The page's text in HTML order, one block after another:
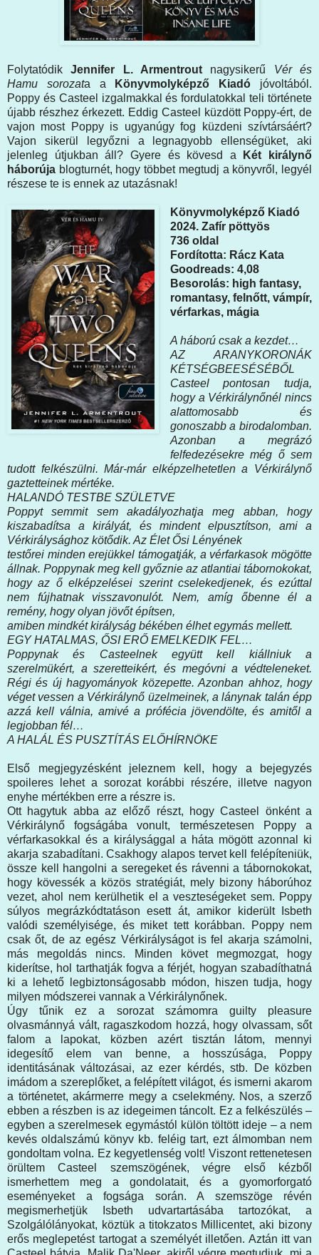
FolytatódikJennifer L. Armentrout nagysikerű Vér és
Hamu sorozata a Könyvmolyképző Kiadó jóvoltából.
Poppy és Casteel izgalmakkal és fordulatokkal teli története
újabb részhez érkezett. Eddig Casteel küzdött Poppy-ért, de
vajon most Poppy is ugyanúgy fog küzdeni szívtársáért?
Vajon sikerül legyőzni a legnagyobb ellenségüket, aki
jelenleg útjukban áll? Gyere és kövesd a
Két királynő
háborúja blogturnét, hogy többet megtudj a könyvről, legyél
részese te is ennek az utazásnak!
Könyvmolyképző Kiadó
2024. Zafír pöttyös
736 oldal
Fordította: Rácz Kata
Goodreads: 4,08
Besorolás: high fantasy,
romantasy, felnőtt, vámpír,
vérfarkas, mágia
A ​háború csak a kezdet…
AZ ARANYKORONÁK
KÉTSÉGBEESÉSÉBŐL
Casteel pontosan tudja,
hogy a Vérkirálynőnél nincs
alattomosabb és
gonoszabb a birodalomban.
Azonban a megrázó
felfedezésekre még ő sem
tudott felkészülni. Már-már elképzelhetetlen a Vérkirálynő
gaztetteinek mértéke.
HALANDÓ TESTBE SZÜLETVE
Poppyt semmit sem akadályozhatja meg abban, hogy
kiszabadítsa a királyát, és mindent elpusztítson, ami a
Vérkirálysághoz kötődik. Az Élet Ősi Lényének
testőrei minden erejükkel támogatják, a vérfarkasok mögötte
állnak. Poppynak meg kell győznie az atlantiai tábornokokat,
hogy az ő elképzelései szerint cselekedjenek, és ezúttal
nem fújhatnak visszavonulót. Nem, amíg őbenne él a
remény, hogy olyan jövőt építsen,
amiben mindkét királyság békében élhet egymás mellett.
EGY HATALMAS, ŐSI ERŐ EMELKEDIK FEL…
Poppynak és Casteelnek együtt kell kiállniuk a
szerelmükért, a szeretteikért, és megóvni a védteleneket.
Régi és új hagyományok közepette. Azonban ahhoz, hogy
véget vessen a Vérkirálynő üzelmeinek, a lánynak talán épp
azzá kell válnia, amivé a prófécia jövendölte, és amitől a
legjobban fél…
A HALÁL ÉS PUSZTÍTÁS ELŐHÍRNÖKE
Első megjegyzésként jeleznem kell, hogy a bejegyzés
spoileres lehet a sorozat korábbi részére, illetve nagyon
enyhe mértékben erre a részre is.
Ott hagytuk abba az előző részt, hogy Casteel önként a
Vérkirálynő fogságába vonult, természetesen Poppy a
vérfarkasokkal és a királysággal a háta mögött azonnal ki
akarja szabadítani. Csakhogy alapos tervet kell felépíteniük,
össze kell hangolni a seregeket és rávenni a tábornokokat,
hogy kövessék a közös stratégiát, mely bizony háborúhoz
vezet, ahol nem kerülhetik el a veszteségeket sem. Poppy
súlyos megrázkódtatáson esett át, amikor kiderült Isbeth
valódi személyisége, és miket tett korábban. Poppy nem
csak őt, de az egész Vérkirályságot is fel akarja számolni,
más megoldás nincs. Minden követ megmozgat, hogy
kiderítse, hol tarthatják fogva a férjét, hogyan szabadíthatná
ki a lehető legbiztonságosabb módon, hiszen tudja, hogy
milyen módszerei vannak a Vérkirálynőnek.
Úgy tűnik ez a sorozat számomra guilty pleasure
olvasmánnyá vált, ragaszkodom hozzá, hogy olvassam, sőt
falom a lapokat, közben azért tisztán látom, mennyi
idegesítő elem van benne, a hosszúsága, Poppy
identitásának változásai, az ezer kérdés, stb. De közben
imádom a szereplőket, a felépített világot, és ismerni akarom
a történetet, akármerre megy a cselekmény. Nos, a szerző
ebben a részben is az idegeimen táncolt. Ez a felkészülés –
egyben a szerelmesek egymástól külön töltött ideje – a nem
kevés oldalszámú könyv kb. feléig tart, ezt álmomban nem
gondoltam volna. Ez kegyetlenség volt! Viszont rettenetesen
örültem Casteel szemszögének, végre első kézből
ismerhettem meg a gondolatait, és a gyomorforgató
eseményeket a fogsága során. A szemszöge révén
megismerhetjük Isbeth udvartartásába tartozókat, a
Szolgálólányokat, köztük a titokzatos Millicentet, aki bizony
erős meglepetést tartogat a személyét illetően. Aztán itt van